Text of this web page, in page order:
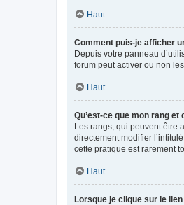
Haut
Comment puis-je afficher
Depuis votre panneau
forum peut activer ou non
Haut
Qu’est-ce que mon rang
Les rangs, qui peuvent être
directement modifier
cette pratique est rarement
Haut
Lorsque je clique sur le lien